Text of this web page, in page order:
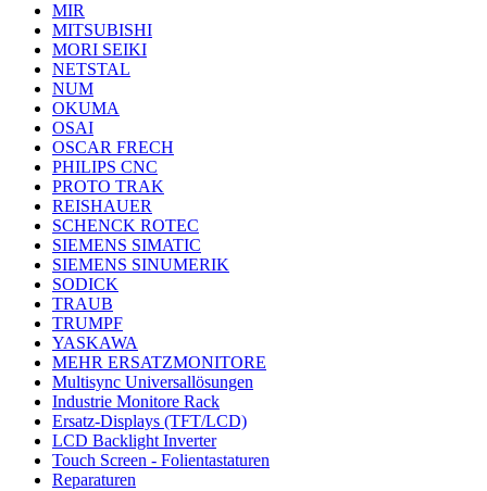
MIR
MITSUBISHI
MORI SEIKI
NETSTAL
NUM
OKUMA
OSAI
OSCAR FRECH
PHILIPS CNC
PROTO TRAK
REISHAUER
SCHENCK ROTEC
SIEMENS SIMATIC
SIEMENS SINUMERIK
SODICK
TRAUB
TRUMPF
YASKAWA
MEHR ERSATZMONITORE
Multisync Universallösungen
Industrie Monitore Rack
Ersatz-Displays (TFT/LCD)
LCD Backlight Inverter
Touch Screen - Folientastaturen
Reparaturen